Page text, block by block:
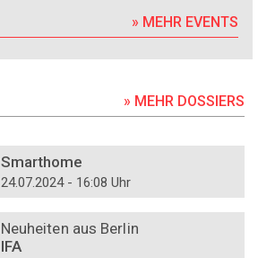
» MEHR EVENTS
» MEHR DOSSIERS
Smarthome
24.07.2024 - 16:08 Uhr
Neuheiten aus Berlin
IFA